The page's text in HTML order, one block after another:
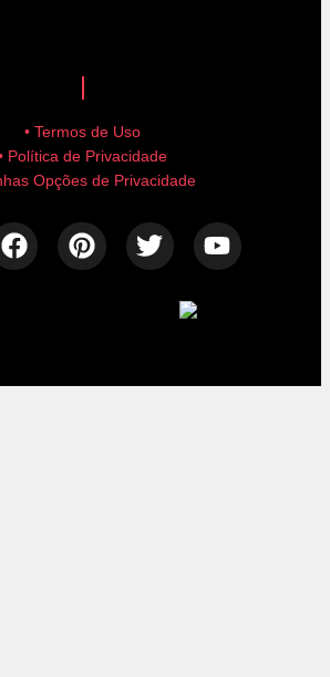
• Termos de Uso
Política de Privacidade
Opções de Privacidade